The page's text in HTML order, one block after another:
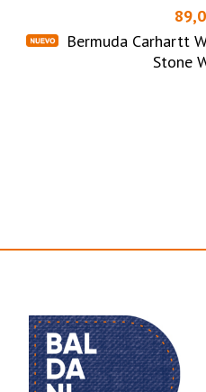
Bermuda Carhartt
Stone